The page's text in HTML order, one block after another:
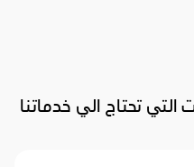
تحتاج الي خدماتنا